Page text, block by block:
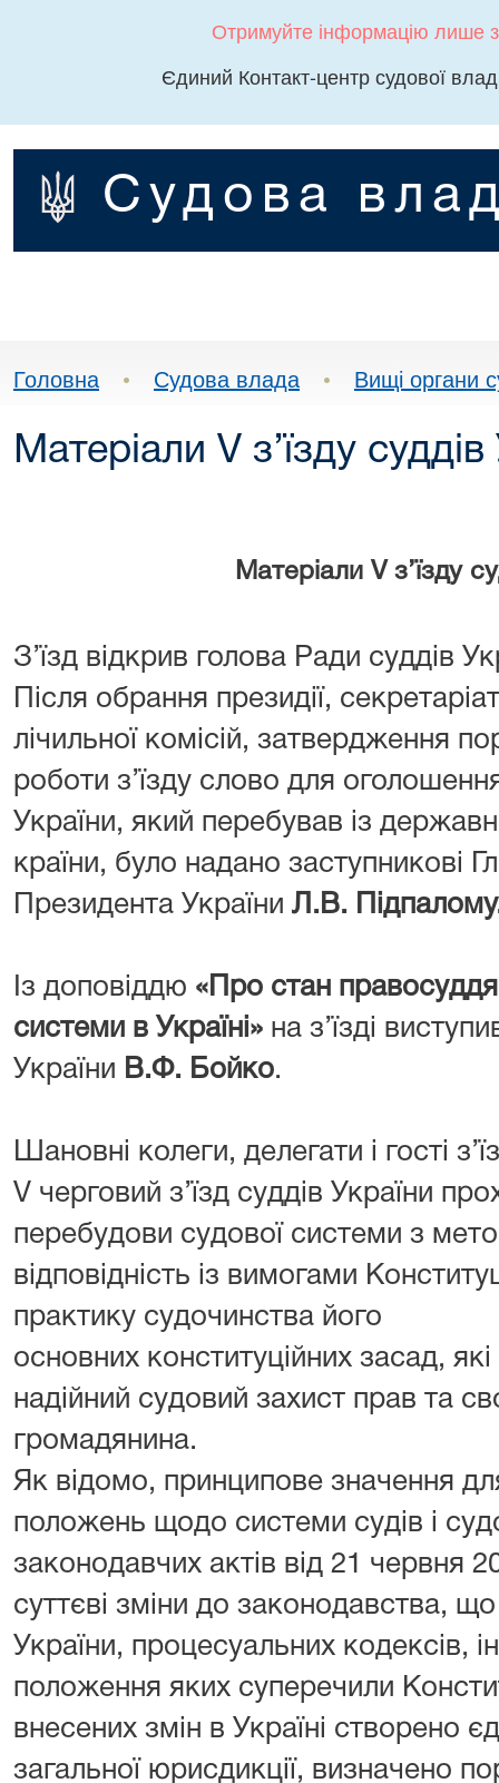
Отримуйте інформацію лише
Єдиний Контакт-центр судової
Судова
Головна • Судова влада • Вищі органи
Матеріали V з’їзду
Матеріали V з’їзду
З’їзд відкрив голова Ради суддів
Після обрання президії,
лічильної комісій, затвердження
роботи з’їзду слово для
України, який перебував із
країни, було надано заступникові
Президента України Л.В.
Із доповіддю «Про стан
системи в Україні» на з’їзді
України В.Ф. Бойко.
Шановні колеги, делегати і гості
V черговий з’їзд суддів України
перебудови судової системи з
відповідність із вимогами
практику судочинства його
основних конституційних засад,
надійний судовий захист прав та
громадянина.
Як відомо, принципове значення
положень щодо системи судів і
законодавчих актів від 21 червня
суттєві зміни до законодавства,
України, процесуальних кодексів,
положення яких суперечили
внесених змін в Україні створено
загальної юрисдикції, визначено